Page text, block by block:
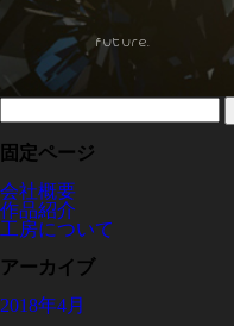
future.
検
索:
固定ページ
会社概要
作品紹介
工房について
アーカイブ
2018年4月